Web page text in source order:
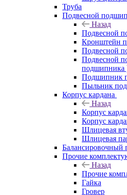
Труба
Подвесной
Назад
Подвесной
Кронштейн
Подвесной
Подвесной
подшипника
Подшипник
Пыльник
Корпус кардана
Назад
Корпус
Корпус
Шлицевая
Шлицевая
Балансировочный
Прочие
Назад
Прочие
Гайка
Гровер